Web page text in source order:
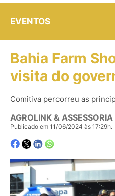
EVENTOS
Bahia Farm
visita do
Comitiva percorreu as
AGROLINK & ASSESSORIA
Publicado em 11/06/2024 às 17:29h.